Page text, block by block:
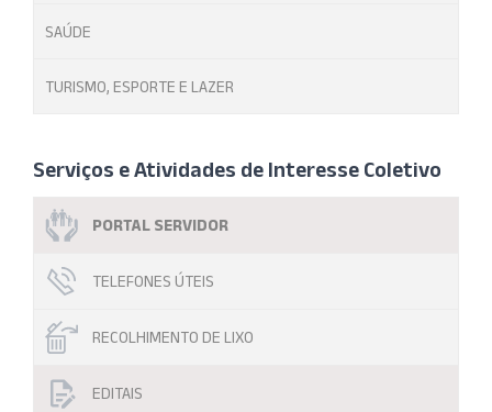
SAÚDE
TURISMO, ESPORTE E LAZER
Serviços e Atividades de Interesse Coletivo
PORTAL SERVIDOR
TELEFONES ÚTEIS
RECOLHIMENTO DE LIXO
EDITAIS